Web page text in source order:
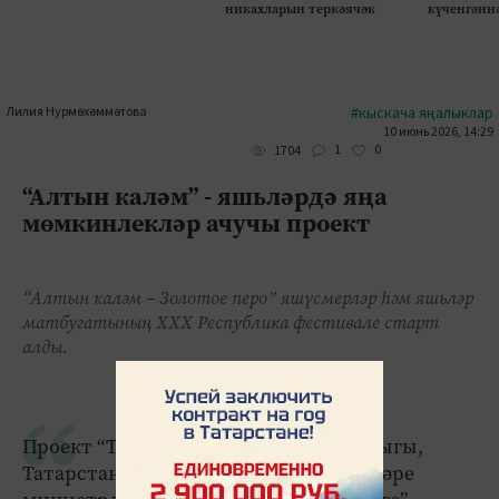
никахларын теркәячәк
Лилия Нурмөхәммәтова #кыскача яңалыклар
10 июнь 2026, 14:29
1704
1 0
“Алтын каләм” - яшьләрдә яңа
мөмкинлекләр ачучы проект
“Алтын каләм – Золотое перо” яшүсмерләр һәм яшьләр
матбугатының XXX Республика фестивале старт
алды.
Проект “Татмедиа” мәгълумат агентлыгы,
Татарстан Республикасы Яшьләр эшләре